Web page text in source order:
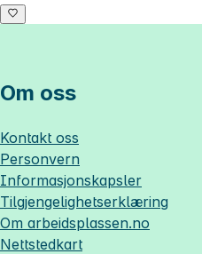
Om oss
Kontakt oss
Personvern
Informasjonskapsler
Tilgjengelighetserklæring
Om arbeidsplassen.no
Nettstedkart